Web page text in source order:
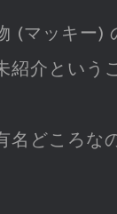
(マッキー)
紹介という
名どころな